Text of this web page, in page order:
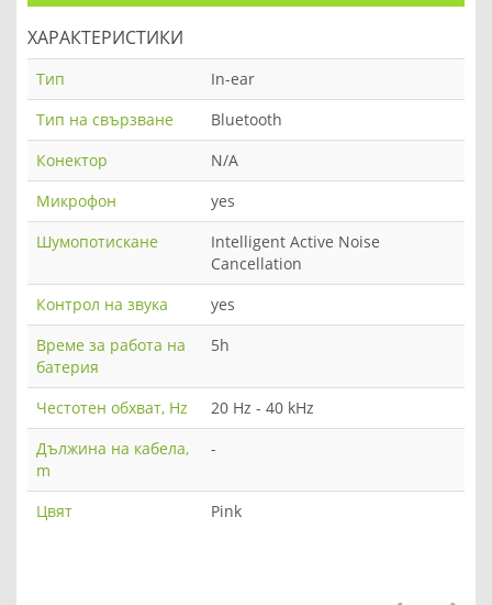
ХАРАКТЕРИСТИКИ
Тип
In-ear
Тип на свързване
Bluetooth
Конектор
N/A
Микрофон
yes
Шумопотискане
Intelligent Active Noise
Cancellation
Контрол на звука
yes
Време за работа на
батерия
5h
Честотен обхват, Hz
20 Hz - 40 kHz
Дължина на кабела,
m
-
Цвят Pink